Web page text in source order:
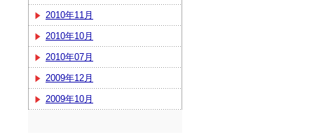
2010年11月
2010年10月
2010年07月
2009年12月
2009年10月